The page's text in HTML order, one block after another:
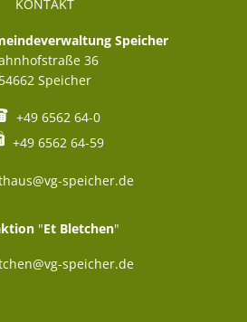
KONTAKT
Speicher
36
54662 Speicher
+49 6562 64-0
+49 6562 64-59
speicher.de
"Et Bletchen"
speicher.de